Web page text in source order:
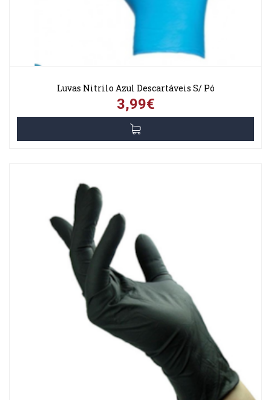
Luvas Nitrilo Azul Descartáveis S/ Pó
3,99€